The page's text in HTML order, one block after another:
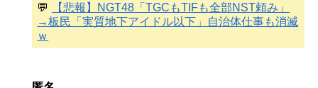
💬
【悲報】NGT48「TGCもTIFも全部NST頼み」
→板民「実質地下アイドル以下」自治体仕事も消滅
ｗ